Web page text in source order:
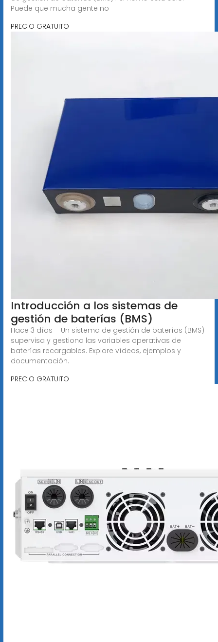
Puede que mucha gente no
PRECIO GRATUITO
Introducción a los sistemas de
gestión de baterías (BMS)
Hace 3 días · Un sistema de gestión de baterías (BMS)
supervisa y gestiona las variables operativas de
baterías recargables. Explore vídeos, ejemplos y
documentación.
PRECIO GRATUITO